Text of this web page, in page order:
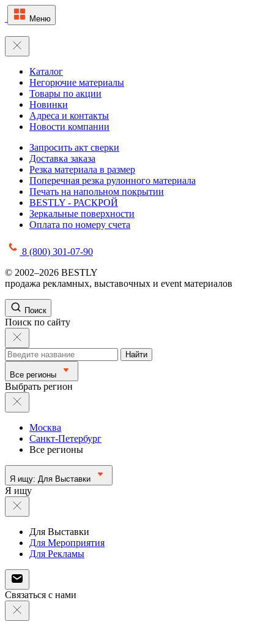
Меню
Каталог
Негорючие материалы
Товары по акции
Новинки
Адреса и контакты
Новости компании
Запросить акт сверки
Доставка заказа
Резка материала в размер
Поперечная резка рулонного материала
Печать на напольном покрытии
BESTLY - РАСКРОЙ
Зеркальные поверхности
Оплата по номеру счета
8 (800) 301-07-90
© 2002–2026 BESTLY
продажа рекламных, выставочных и event материалов
Поиск
Поиск по сайту
Найти
Все регионы
Выбрать регион
Москва
Санкт-Петербург
Все регионы
Я ищу: Для Выставки
Я ищу
Для Выставки
Для Мероприятия
Для Рекламы
Связаться с нами